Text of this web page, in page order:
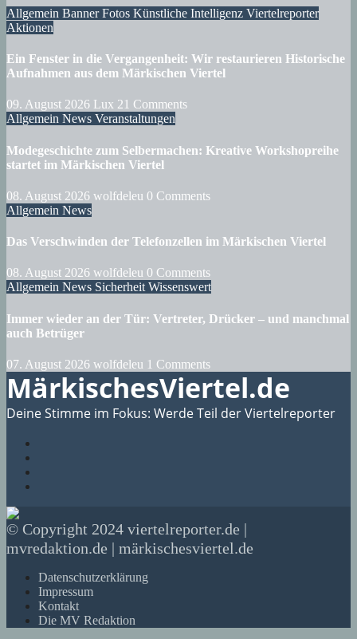
Allgemein BannerFotos Künstliche Intelligenz Viertelreporter
Aktionen
Ein Fenster in die Vergangenheit: Wir restaurieren Historische
Aufnahmen aus dem Märkischen Viertel
09. August 2026 Lux 21 Comments
Allgemein News Veranstaltungen
Modegeschichte zum Selbermachen: Kreative Workshopreihe
startet im Märkischen Viertel
08. August 2026 wolfdeleu 0 Comments
Allgemein News
Das Verschwinden der Telefonzellen im Märkischen Viertel
08. August 2026 wolfdeleu 0 Comments
Allgemein News Sicherheit Wissenswert
Immer wieder an der Tür: Vertreter, Drücker – und manchmal
auch Betrüger
07. August 2026 wolfdeleu 1 Comments
MärkischesViertel.de
Deine Stimme im Fokus: Werde Teil der Viertelreporter
© Copyright 2024 viertelreporter.de |
mvredaktion.de | märkischesviertel.de
Datenschutzerklärung
Impressum
Kontakt
Die MV Redaktion